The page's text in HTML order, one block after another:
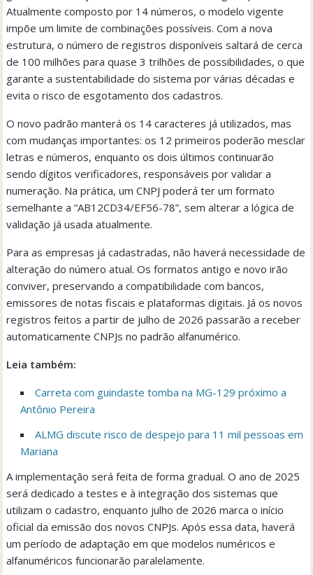
Atualmente composto por 14 números, o modelo vigente
impõe um limite de combinações possíveis. Com a nova
estrutura, o número de registros disponíveis saltará de cerca
de 100 milhões para quase 3 trilhões de possibilidades, o que
garante a sustentabilidade do sistema por várias décadas e
evita o risco de esgotamento dos cadastros.
O novo padrão manterá os 14 caracteres já utilizados, mas
com mudanças importantes: os 12 primeiros poderão mesclar
letras e números, enquanto os dois últimos continuarão
sendo dígitos verificadores, responsáveis por validar a
numeração. Na prática, um CNPJ poderá ter um formato
semelhante a “AB12CD34/EF56-78”, sem alterar a lógica de
validação já usada atualmente.
Para as empresas já cadastradas, não haverá necessidade de
alteração do número atual. Os formatos antigo e novo irão
conviver, preservando a compatibilidade com bancos,
emissores de notas fiscais e plataformas digitais. Já os novos
registros feitos a partir de julho de 2026 passarão a receber
automaticamente CNPJs no padrão alfanumérico.
Leia também:
Carreta com guindaste tomba na MG-129 próximo a
Antônio Pereira
ALMG discute risco de despejo para 11 mil pessoas em
Mariana
A implementação será feita de forma gradual. O ano de 2025
será dedicado a testes e à integração dos sistemas que
utilizam o cadastro, enquanto julho de 2026 marca o início
oficial da emissão dos novos CNPJs. Após essa data, haverá
um período de adaptação em que modelos numéricos e
alfanuméricos funcionarão paralelamente.